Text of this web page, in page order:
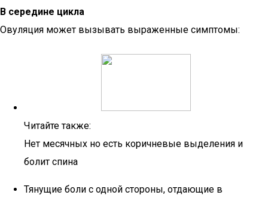
В середине цикла
Овуляция может вызывать выраженные симптомы:
Читайте также:
Нет месячных но есть коричневые выделения и
болит спина
Тянущие боли с одной стороны, отдающие в